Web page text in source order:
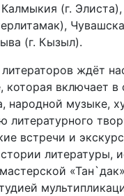
(г.
(г. Кызыл).
ждёт
включает
народной музыке,
встречи и
литературы,